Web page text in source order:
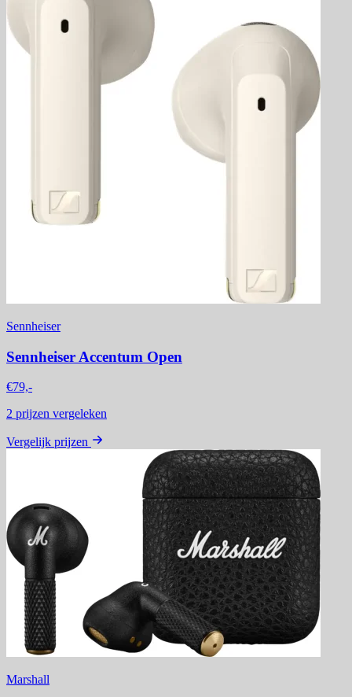
Sennheiser
Sennheiser Accentum Open
€79,-
2 prijzen vergeleken
Vergelijk prijzen
Marshall